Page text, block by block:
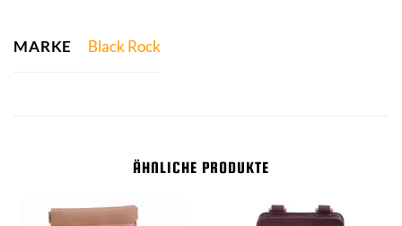
MARKE Black Rock
ÄHNLICHE PRODUKTE